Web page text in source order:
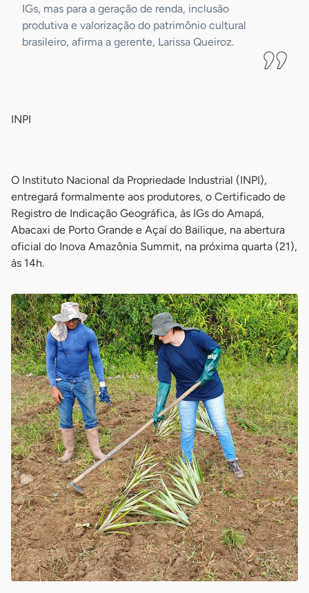
IGs, mas para a geração de renda, inclusão
produtiva e valorização do patrimônio cultural
brasileiro, afirma a gerente, Larissa Queiroz.
INPI
O Instituto Nacional da Propriedade Industrial (INPI),
entregará formalmente aos produtores, o Certificado de
Registro de Indicação Geográfica, às IGs do Amapá,
Abacaxi de Porto Grande e Açaí do Bailique, na abertura
oficial do Inova Amazônia Summit, na próxima quarta (21),
às 14h.